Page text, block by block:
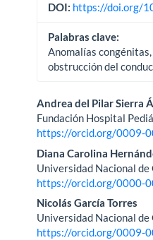
DOI: https://doi.org/
Palabras clave:
Anomalías
obstrucción del
Contenido
principal
del
artículo
Andrea del Pilar Sierra
Fundación Hospital
https://orcid.org/0009-
Diana Carolina
Universidad Nacional de
https://orcid.org/0000-
Nicolás García Torres
Universidad Nacional de
https://orcid.org/0009-